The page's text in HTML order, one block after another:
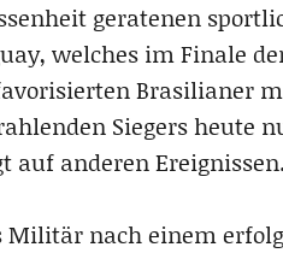
geratenen
welches im Finale
Brasilianer
Siegers heute
auf anderen Ereignissen.
Militär nach einem